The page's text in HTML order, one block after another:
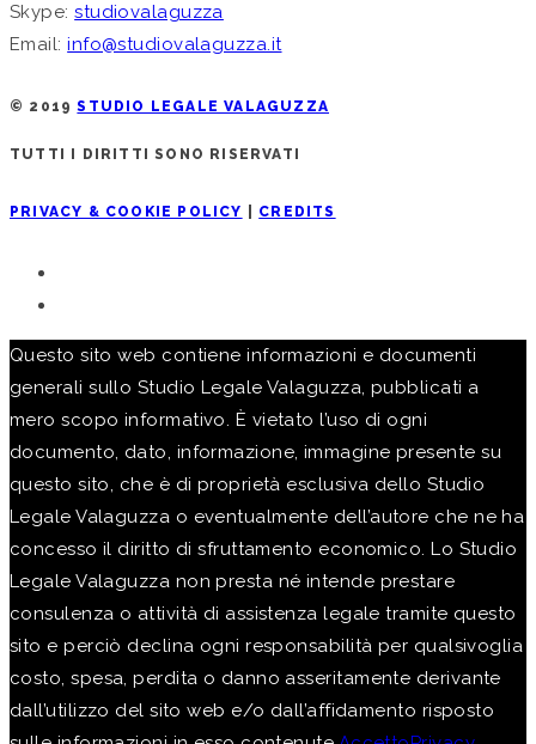
Skype:studiovalaguzza
Email:info@studiovalaguzza.it
© 2019STUDIO LEGALE VALAGUZZA
TUTTI I DIRITTI SONO RISERVATI
PRIVACY & COOKIE POLICY CREDITS
Questo sito web contiene informazioni e documenti
generali sullo Studio Legale Valaguzza, pubblicati a
mero scopo informativo. È vietato l’uso di ogni
documento, dato, informazione, immagine presente su
questo sito, che è di proprietà esclusiva dello Studio
Legale Valaguzza o eventualmente dell’autore che ne ha
concesso il diritto di sfruttamento economico. Lo Studio
Legale Valaguzza non presta né intende prestare
consulenza o attività di assistenza legale tramite questo
sito e perciò declina ogni responsabilità per qualsivoglia
costo, spesa, perdita o danno asseritamente derivante
dall’utilizzo del sito web e/o dall’affidamento risposto